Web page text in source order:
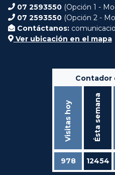
07 2593550 (Opción 1 -
07 2593550 (Opción 2 -
Contáctanos:
Ver ubicación en el mapa
Contador
Visitas hoy Ésta semana
978 12454